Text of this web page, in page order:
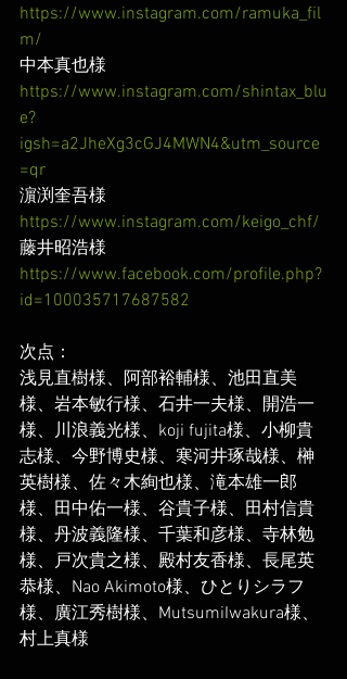
https://www.instagram.com/ramuka_fil
m/
中本真也様
https://www.instagram.com/shintax_blu
e?
igsh=a2JheXg3cGJ4MWN4&utm_source
=qr
濵渕奎吾様
https://www.instagram.com/keigo_chf/
藤井昭浩様
https://www.facebook.com/profile.php?
id=100035717687582
次点：
浅見直樹様、阿部裕輔様、池田直美
様、岩本敏行様、石井一夫様、開浩一
様、川浪義光様、koji fujita様、小柳貴
志様、今野博史様、寒河井琢哉様、榊
英樹様、佐々木絢也様、滝本雄一郎
様、田中佑一様、谷貴子様、田村信貴
様、丹波義隆様、千葉和彦様、寺林勉
様、戸次貴之様、殿村友香様、長尾英
恭様、Nao Akimoto様、ひとりシラフ
様、廣江秀樹様、MutsumiIwakura様、
村上真様